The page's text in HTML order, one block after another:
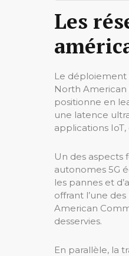
Les
Le déploiement
North American
positionne en
une latence
applications
Un des aspects
autonomes 5G
les pannes et
offrant l’une
American
desservies.
En parallèle, la